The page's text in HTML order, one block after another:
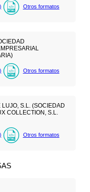
Otros formatos
Otros formatos
S.L. (SOCIEDAD
COLLECTION, S.L.
Otros formatos